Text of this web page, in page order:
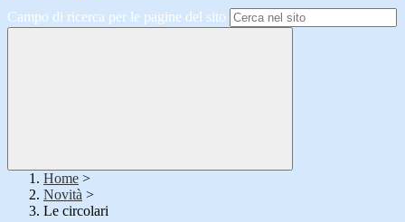
Campo di ricerca per le pagine del sito
Home >
Novità >
Le circolari